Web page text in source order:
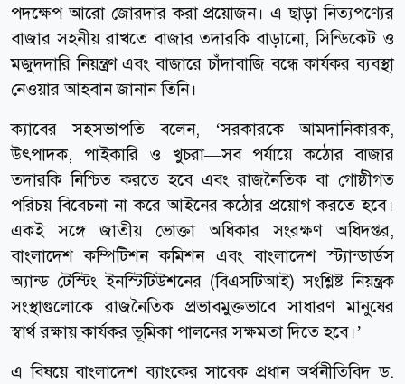
পদক্ষেপ আরো জোরদার করা প্রয়োজন। এ ছাড়া নিত্যপণ্যের
বাজার সহনীয় রাখতে বাজার তদারকি বাড়ানো, সিন্ডিকেট ও
মজুদদারি নিয়ন্ত্রণ এবং বাজারে চাঁদাবাজি বন্ধে কার্যকর ব্যবস্থা
নেওয়ার আহবান জানান তিনি।
ক্যাবের সহসভাপতি বলেন, ‘সরকারকে আমদানিকারক,
উৎপাদক, পাইকারি ও খুচরা—সব পর্যায়ে কঠোর বাজার
তদারকি নিশ্চিত করতে হবে এবং রাজনৈতিক বা গোষ্ঠীগত
পরিচয় বিবেচনা না করে আইনের কঠোর প্রয়োগ করতে হবে।
একই সঙ্গে জাতীয় ভোক্তা অধিকার সংরক্ষণ অধিদপ্তর,
বাংলাদেশ কম্পিটিশন কমিশন এবং বাংলাদেশ স্ট্যান্ডার্ডস
অ্যান্ড টেস্টিং ইনস্টিটিউশনের (বিএসটিআই) সংশ্লিষ্ট নিয়ন্ত্রক
সংস্থাগুলোকে রাজনৈতিক প্রভাবমুক্তভাবে সাধারণ মানুষের
স্বার্থ রক্ষায় কার্যকর ভূমিকা পালনের সক্ষমতা দিতে হবে।’
এ বিষয়ে বাংলাদেশ ব্যাংকের সাবেক প্রধান অর্থনীতিবিদ ড.